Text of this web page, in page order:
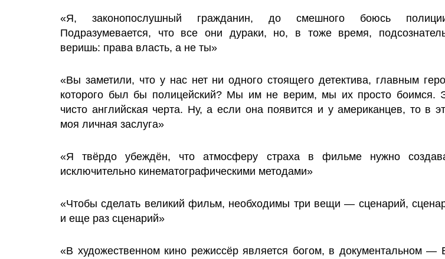
«Я, законопослушный гражданин, до смешного боюсь
Подразумевается, что все они дураки, но, в тоже время,
веришь: права власть, а не ты»
«Вы заметили, что у нас нет ни одного стоящего детектива, главным
которого был бы полицейский? Мы им не верим, мы их просто боимся.
чисто английская черта. Ну, а если она появится и у американцев, то в
моя личная заслуга»
«Я твёрдо убеждён, что атмосферу страха в фильме нужно
исключительно кинематографическими методами»
«Чтобы сделать великий фильм, необходимы три вещи — сценарий,
и еще раз сценарий»
«В художественном кино режиссёр является богом, в документальном —